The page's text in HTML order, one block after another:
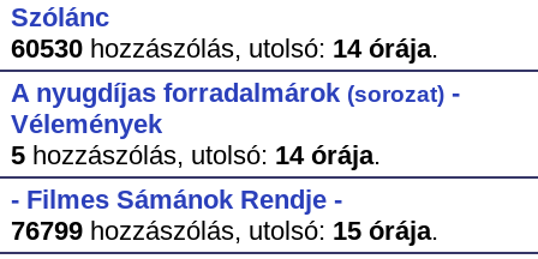
Szólánc
60530hozzászólás, utolsó: 14 órája.
A nyugdíjas forradalmárok (sorozat)-
Vélemények
5hozzászólás, utolsó: 14 órája.
- Filmes Sámánok Rendje -
76799hozzászólás, utolsó: 15 órája.